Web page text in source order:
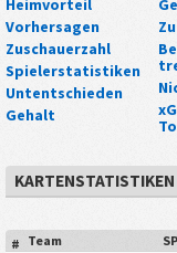
Heimvorteil
Vorhersagen
Zuschauerzahl
Spielerstatistiken
Untentschieden
Gehalt
# Team SP